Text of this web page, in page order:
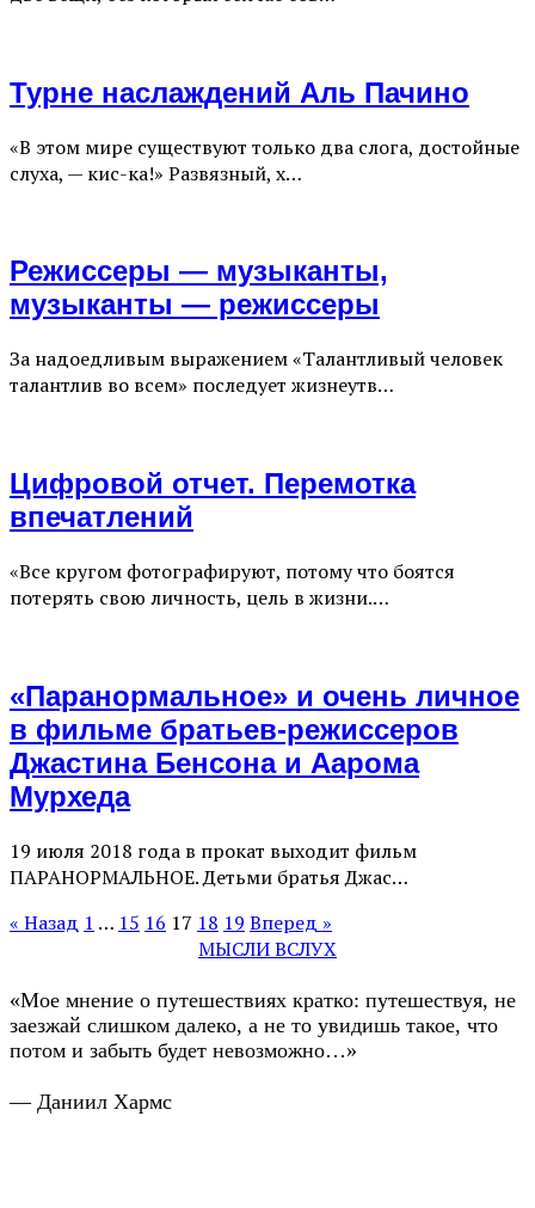
Турне наслаждений Аль Пачино
«В этом мире существуют только два слога, достойные
слуха, — кис-ка!» Развязный, х…
Режиссеры — музыканты,
музыканты — режиссеры
За надоедливым выражением «Талантливый человек
талантлив во всем» последует жизнеутв…
Цифровой отчет. Перемотка
впечатлений
«Все кругом фотографируют, потому что боятся
потерять свою личность, цель в жизни.…
«Паранормальное» и очень личное
в фильме братьев-режиссеров
Джастина Бенсона и Аарома
Мурхеда
19 июля 2018 года в прокат выходит фильм
ПАРАНОРМАЛЬНОЕ. Детьми братья Джас…
« Назад 1 … 15 16 17 18 19 Вперед »
МЫСЛИ ВСЛУХ
«Мое мнение о путешествиях кратко: путешествуя, не
заезжай слишком далеко, а не то увидишь такое, что
потом и забыть будет невозможно…»
— Даниил Хармс